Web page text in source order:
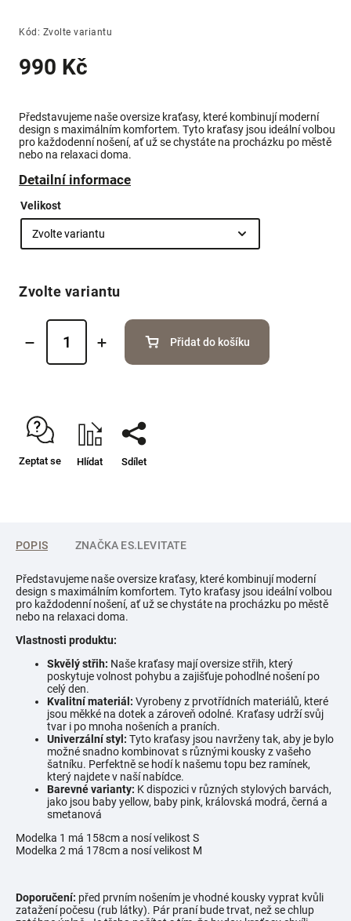
Kód: Zvolte variantu
990 Kč
Představujeme naše oversize kraťasy, které kombinují moderní
design s maximálním komfortem. Tyto kraťasy jsou ideální volbou
pro každodenní nošení, ať už se chystáte na procházku po městě
nebo na relaxaci doma.
Detailní informace
Velikost
Zvolte variantu
Přidat do košíku
Zeptat se Hlídat Sdílet
POPIS ZNAČKA ES.LEVITATE
Představujeme naše oversize kraťasy, které kombinují moderní
design s maximálním komfortem. Tyto kraťasy jsou ideální volbou
pro každodenní nošení, ať už se chystáte na procházku po městě
nebo na relaxaci doma.
Vlastnosti produktu:
Skvělý střih: Naše kraťasy mají oversize střih, který
poskytuje volnost pohybu a zajišťuje pohodlné nošení po
celý den.
Kvalitní materiál: Vyrobeny z prvotřídních materiálů, které
jsou měkké na dotek a zároveň odolné. Kraťasy udrží svůj
tvar i po mnoha nošeních a praních.
Univerzální styl: Tyto kraťasy jsou navrženy tak, aby je bylo
možné snadno kombinovat s různými kousky z vašeho
šatníku. Perfektně se hodí k našemu topu bez ramínek,
který najdete v naší nabídce.
Barevné varianty: K dispozici v různých stylových barvách,
jako jsou baby yellow, baby pink, královská modrá, černá a
smetanová
Modelka 1 má 158cm a nosí velikost S
Modelka 2 má 178cm a nosí velikost M
Doporučení: před prvním nošením je vhodné kousky vyprat kvůli
zatažení počesu (rub látky). Pár praní bude trvat, než se chlup